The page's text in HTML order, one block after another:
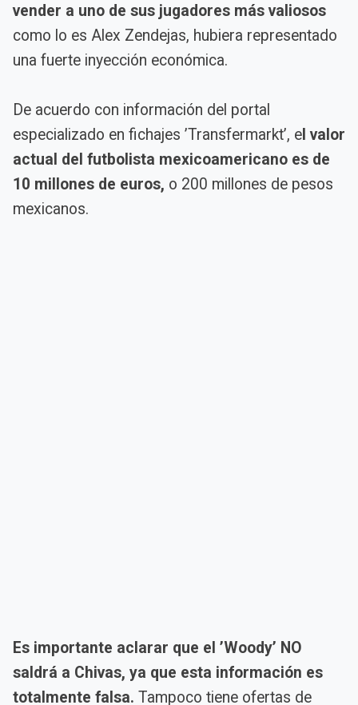
vender a uno de sus jugadores más valiosos
como lo es Alex Zendejas, hubiera representado
una fuerte inyección económica.
De acuerdo con información del portal
especializado en fichajes ’Transfermarkt’, e l valor
actual del futbolista mexicoamericano es de
10 millones de euros, o 200 millones de pesos
mexicanos.
Es importante aclarar que el ’Woody’ NO
saldrá a Chivas, ya que esta información es
totalmente falsa. Tampoco tiene ofertas de